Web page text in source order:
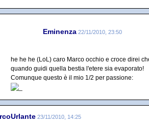
Eminenza 22/11/2010, 23:50
he he he (LoL) caro Marco occhio e croce direi
quando guidi quella bestia l'etere sia evaporato!
Comunque questo è il mio 1/2 per passione:
23/11/2010, 14:25